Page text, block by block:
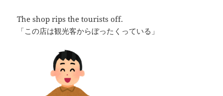
The shop rips the tourists off.
「この店は観光客からぼったくっている」